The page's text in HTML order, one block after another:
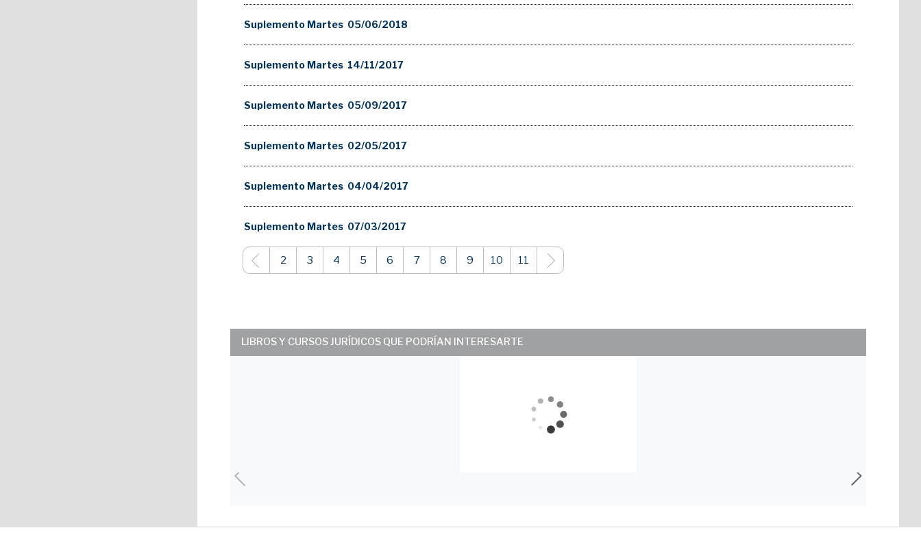
Suplemento Martes 05/06/2018
Suplemento Martes 14/11/2017
Suplemento Martes 05/09/2017
Suplemento Martes 02/05/2017
Suplemento Martes 04/04/2017
Suplemento Martes 07/03/2017
2 3 4 5 6 7 8 9 10 11
LIBROS Y CURSOS JURÍDICOS QUE PODRÍAN INTERESARTE